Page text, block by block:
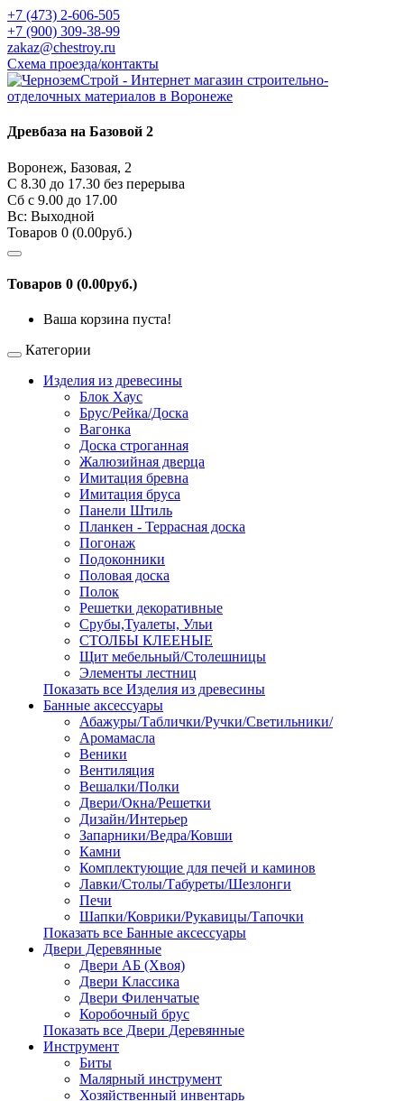
+7 (473) 2-606-505
+7 (900) 309-38-99
zakaz@chestroy.ru
Схема проезда/контакты
Древбаза на Базовой 2
Воронеж, Базовая, 2
С 8.30 до 17.30 без перерыва
Сб c 9.00 до 17.00
Вс: Выходной
Товаров 0 (0.00руб.)
Товаров 0 (0.00руб.)
Ваша корзина пуста!
Категории
Изделия из древесины
Блок Хаус
Брус/Рейка/Доска
Вагонка
Доска строганная
Жалюзийная дверца
Имитация бревна
Имитация бруса
Панели Штиль
Планкен - Террасная доска
Погонаж
Подоконники
Половая доска
Полок
Решетки декоративные
Срубы,Туалеты, Ульи
СТОЛБЫ КЛЕЕНЫЕ
Щит мебельный/Столешницы
Элементы лестниц
Показать все Изделия из древесины
Банные аксессуары
Абажуры/Таблички/Ручки/Светильники/
Аромамасла
Веники
Вентиляция
Вешалки/Полки
Двери/Окна/Решетки
Дизайн/Интерьер
Запарники/Ведра/Ковши
Камни
Комплектующие для печей и каминов
Лавки/Столы/Табуреты/Шезлонги
Печи
Шапки/Коврики/Рукавицы/Тапочки
Показать все Банные аксессуары
Двери Деревянные
Двери АБ (Хвоя)
Двери Классика
Двери Филенчатые
Коробочный брус
Показать все Двери Деревянные
Инструмент
Биты
Малярный инструмент
Хозяйственный инвентарь